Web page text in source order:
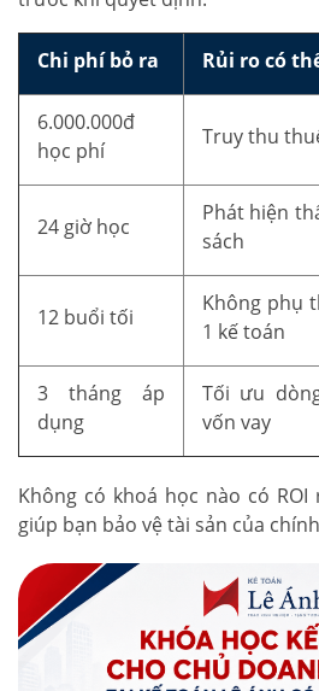
Chi phí bỏ ra Rủi ro có
6.000.000đ
học phí
Truy thu
24 giờ học
Phát hiện
sách
12 buổi tối
Không phụ
1 kế toán
3 tháng áp
dụng
Tối ưu
vốn vay
Không có khoá học nào có
giúp bạn bảo vệ tài sản của